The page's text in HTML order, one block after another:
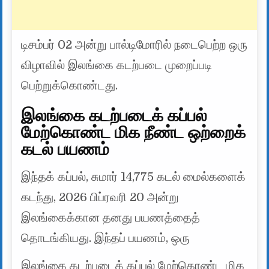
டிசம்பர் 02 அன்று பால்டிமோரில் நடைபெற்ற ஒரு
விழாவில் இலங்கை கடற்படை முறைப்படி
பெற்றுக்கொண்டது.
இலங்கை கடற்படைக் கப்பல்
மேற்கொண்ட மிக நீண்ட ஒற்றைக்
கடல் பயணம்
இந்தக் கப்பல், சுமார் 14,775 கடல் மைல்களைக்
கடந்து, 2026 பிப்ரவரி 20 அன்று
இலங்கைக்கான தனது பயணத்தைத்
தொடங்கியது. இந்தப் பயணம், ஒரு
இலங்கை கடற்படைக் கப்பல் மேற்கொண்ட மிக